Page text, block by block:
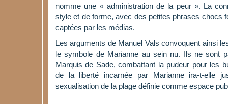
nomme une « administration de la peur ». La
style et de forme, avec des petites phrases chocs
captées par les médias.
Les arguments de Manuel Vals convoquent ainsi
le symbole de Marianne au sein nu. Ils ne sont
Marquis de Sade, combattant la pudeur pour les
de la liberté incarnée par Marianne ira-t-elle
sexualisation de la plage définie comme espace